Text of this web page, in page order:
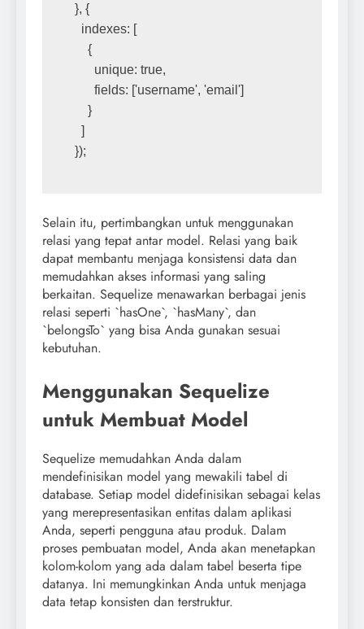
}, {
  indexes: [
    {
      unique: true,
      fields: ['username', 'email']
    }
  ]
});
Selain itu, pertimbangkan untuk menggunakan
relasi yang tepat antar model. Relasi yang baik
dapat membantu menjaga konsistensi data dan
memudahkan akses informasi yang saling
berkaitan. Sequelize menawarkan berbagai jenis
relasi seperti `hasOne`, `hasMany`, dan
`belongsTo` yang bisa Anda gunakan sesuai
kebutuhan.
Menggunakan Sequelize
untuk Membuat Model
Sequelize memudahkan Anda dalam
mendefinisikan model yang mewakili tabel di
database. Setiap model didefinisikan sebagai kelas
yang merepresentasikan entitas dalam aplikasi
Anda, seperti pengguna atau produk. Dalam
proses pembuatan model, Anda akan menetapkan
kolom-kolom yang ada dalam tabel beserta tipe
datanya. Ini memungkinkan Anda untuk menjaga
data tetap konsisten dan terstruktur.